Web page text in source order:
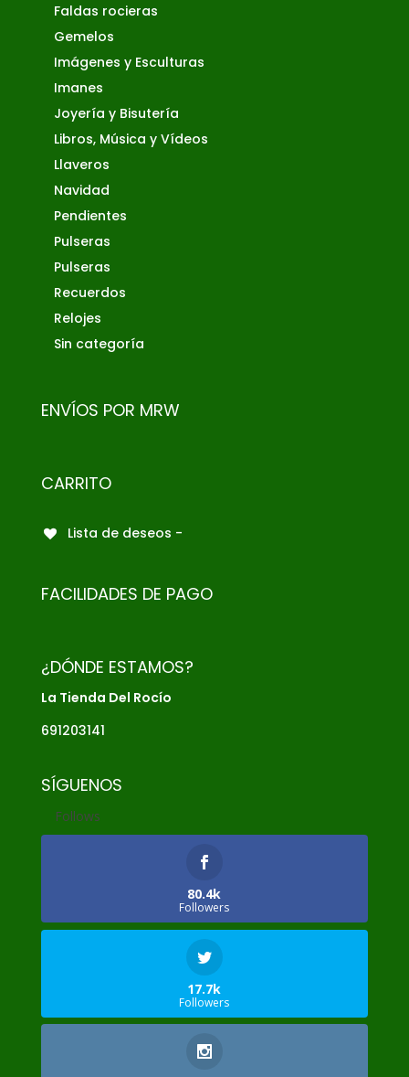
Faldas rocieras
Gemelos
Imágenes y Esculturas
Imanes
Joyería y Bisutería
Libros, Música y Vídeos
Llaveros
Navidad
Pendientes
Pulseras
Pulseras
Recuerdos
Relojes
Sin categoría
ENVÍOS POR MRW
CARRITO
Lista de deseos -
FACILIDADES DE PAGO
¿DÓNDE ESTAMOS?
La Tienda Del Rocío
691203141
SÍGUENOS
Follows
80.4k
Followers
17.7k
Followers